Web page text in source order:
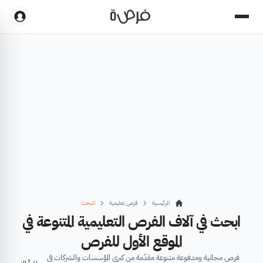
الرئيسية فرص تعليمية البحث
ابحث في آلاف الفرص التعليمية المتنوعة في
الموقع الأول للفرص
فرص مجانية ومدفوعة متنوعة مقدّمة من كبرى المؤسسات والشركات في